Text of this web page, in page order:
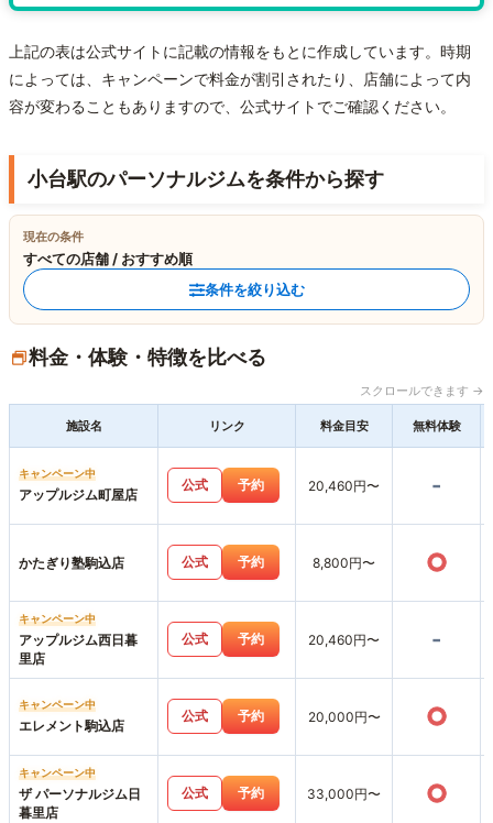
上記の表は公式サイトに記載の情報をもとに作成しています。時期
によっては、キャンペーンで料金が割引されたり、店舗によって内
容が変わることもありますので、公式サイトでご確認ください。
小台駅のパーソナルジムを条件から探す
現在の条件
すべての店舗 / おすすめ順
条件を絞り込む
料金・体験・特徴を比べる
スクロールできます →
施設名 リンク 料金目安 無料体験
キャンペーン中
アップルジム町屋店
公式 予約 20,460円〜 -
かたぎり塾駒込店 公式 予約 8,800円〜 ○
キャンペーン中
アップルジム西日暮
里店
公式 予約 20,460円〜 -
キャンペーン中
エレメント駒込店
公式 予約 20,000円〜 ○
キャンペーン中
ザ パーソナルジム日
暮里店
公式 予約 33,000円〜 ○